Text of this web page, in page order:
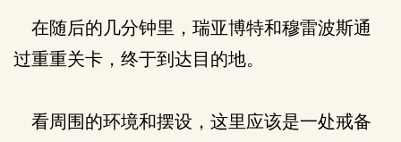
在随后的几分钟里，瑞亚博特和穆雷波斯通
过重重关卡，终于到达目的地。
看周围的环境和摆设，这里应该是一处戒备